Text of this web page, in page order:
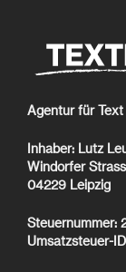
Agentur für
Inhaber: Lutz
Windorfer
04229 Leipzig
Steuernummer:
Umsatzsteuer-